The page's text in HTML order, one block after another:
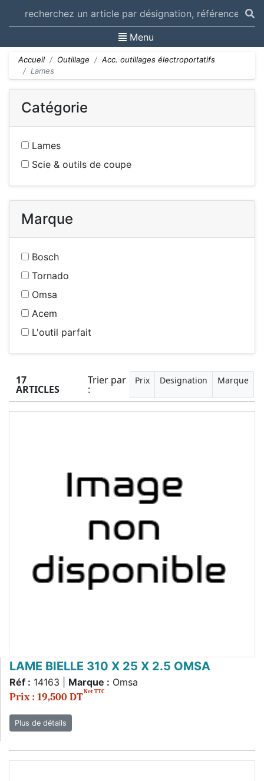
Toggle navigation
Menu
Accueil Outillage
Acc. outillages électroportatifs
Lames
Catégorie
Lames
Scie & outils de coupe
Marque
Bosch
Tornado
Omsa
Acem
L'outil parfait
17
ARTICLES
Trier par
:
Prix Designation Marque
LAME BIELLE 310 X 25 X 2.5 OMSA
Réf : 14163 | Marque : Omsa
Prix : 19,500 DTNet TTC
Plus de détails